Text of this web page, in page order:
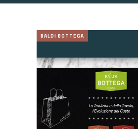
BALDI BOTTEGA